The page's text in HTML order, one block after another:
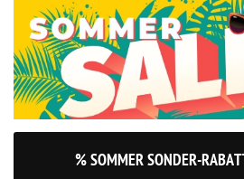
% SOMMER SONDER-